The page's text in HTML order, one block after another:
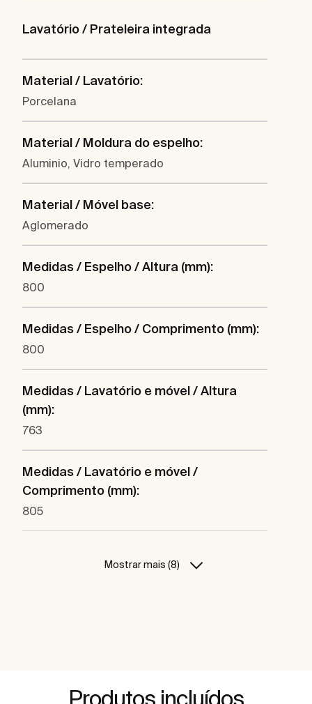
Lavatório / Prateleira integrada
Material / Lavatório:
Porcelana
Material / Moldura do espelho:
Aluminio, Vidro temperado
Material / Móvel base:
Aglomerado
Medidas / Espelho / Altura (mm):
800
Medidas / Espelho / Comprimento (mm):
800
Medidas / Lavatório e móvel / Altura
(mm):
763
Medidas / Lavatório e móvel /
Comprimento (mm):
805
Mostrar mais (8)
Produtos incluídos